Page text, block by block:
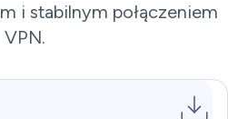
i stabilnym połączeniem
VPN.